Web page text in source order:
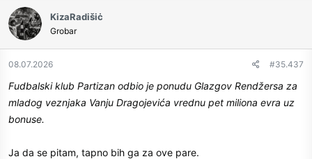
c
t
i
n
:
KizaRadišiċ
Grobar
08.07.2026 #35.437
Fudbalski klub Partizan odbio je ponudu Glazgov Rendžersa za
mladog veznjaka Vanju Dragojevića vrednu pet miliona evra uz
bonuse.
Ja da se pitam, tapno bih ga za ove pare.